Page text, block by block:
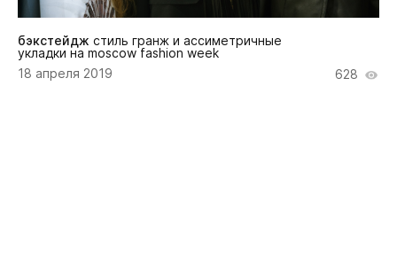
бэкстейдж стиль гранж и ассиметричные
укладки на moscow fashion week
18 апреля 2019
628